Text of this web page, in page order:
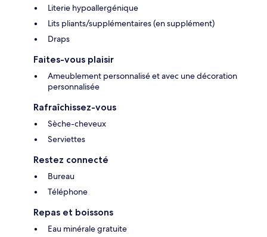
Literie hypoallergénique
Lits pliants/supplémentaires (en supplément)
Draps
Faites-vous plaisir
Ameublement personnalisé et avec une décoration
personnalisée
Rafraîchissez-vous
Sèche-cheveux
Serviettes
Restez connecté
Bureau
Téléphone
Repas et boissons
Eau minérale gratuite